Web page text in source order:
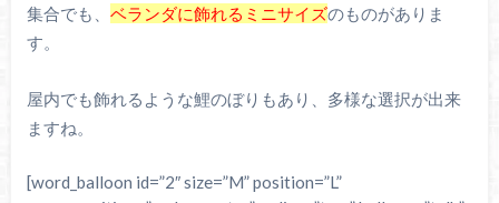
集合でも、 ベランダに飾れるミニサイズのものがありま
す。
屋内でも飾れるような鯉のぼりもあり、多様な選択が出来
ますね。
[word_balloon id=”2″ size=”M” position=”L”